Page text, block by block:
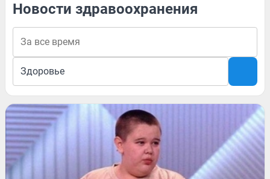
Новости здравоохранения